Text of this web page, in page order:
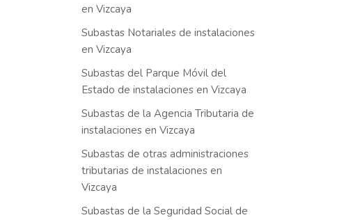
en Vizcaya
Subastas Notariales de instalaciones
en Vizcaya
Subastas del Parque Móvil del
Estado de instalaciones en Vizcaya
Subastas de la Agencia Tributaria de
instalaciones en Vizcaya
Subastas de otras administraciones
tributarias de instalaciones en
Vizcaya
Subastas de la Seguridad Social de